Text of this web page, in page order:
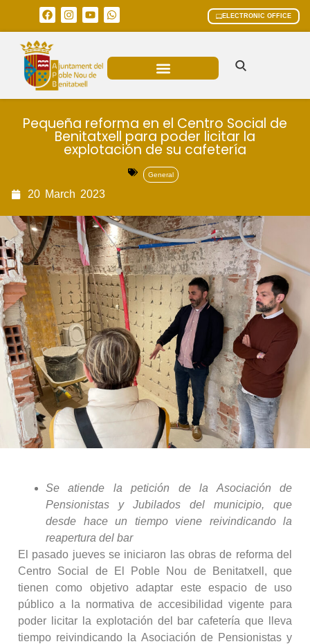
ELECTRONIC OFFICE
Pequeña reforma en el Centro Social de
Benitatxell para poder licitar la
explotación de su cafetería
General
20 March 2023
Se atiende la petición de la Asociación de
Pensionistas y Jubilados del municipio, que
desde hace un tiempo viene reivindicando la
reapertura del bar
El pasado jueves se iniciaron las obras de reforma del
Centro Social de El Poble Nou de Benitatxell, que
tienen como objetivo adaptar este espacio de uso
público a la normativa de accesibilidad vigente para
poder licitar la explotación del bar cafetería que lleva
tiempo reivindicando la Asociación de Pensionistas y